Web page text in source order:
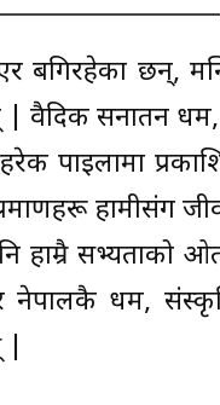
बगिरहेका छन्,
| वैदिक सनातन
पाइलामा
हामीसंग
हाम्रै
नेपालकै धर्म,